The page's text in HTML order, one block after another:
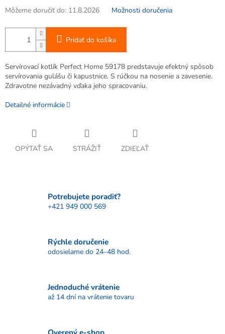
Môžeme doručiť do: 11.8.2026 Možnosti doručenia
Pridať do košíka
Servírovací kotlík Perfect Home 59178 predstavuje efektný spôsob
servírovania gulášu či kapustnice. S rúčkou na nosenie a zavesenie.
Zdravotne nezávadný vďaka jeho spracovaniu.
Detailné informácie
OPÝTAŤ SA STRÁŽIŤ ZDIEĽAŤ
Potrebujete poradiť?
+421 949 000 569
Rýchle doručenie
odosielame do 24–48 hod.
Jednoduché vrátenie
až 14 dní na vrátenie tovaru